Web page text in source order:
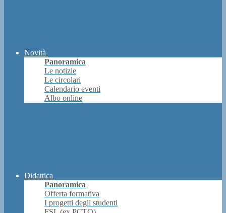
Novità
Panoramica
Le notizie
Le circolari
Calendario eventi
Albo online
Didattica
Panoramica
Offerta formativa
I progetti degli studenti